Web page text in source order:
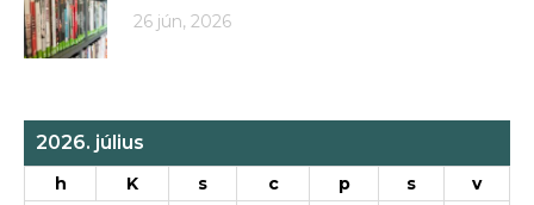
26 jún, 2026
2026. július
h K s c p s v